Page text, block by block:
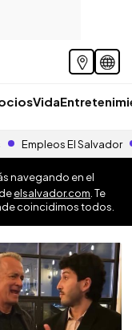
Vida
Empleos El Salvador
navegando en el
elsalvador.com . Te
coincidimos todos.